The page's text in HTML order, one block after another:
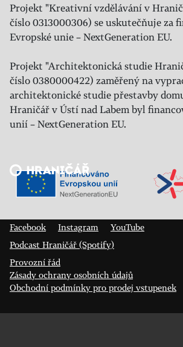
Projekt "Kreativní vzdělávání v
číslo 0313000306) se uskutečňuje za
Evropské unie – NextGeneration EU.
Projekt "Architektonická studie
číslo 0380000422) zaměřený na
architektonické studie přestavby
Hraničář v Ústí nad Labem byl
unií – NextGeneration EU.
Veřejný sál Hraničář, spolek
Facebook
Instagram
YouTube
Podcast Hraničář (Spotify)
Provozní řád
Zásady ochrany osobních údajů
Obchodní podmínky pro prodej vstupenek